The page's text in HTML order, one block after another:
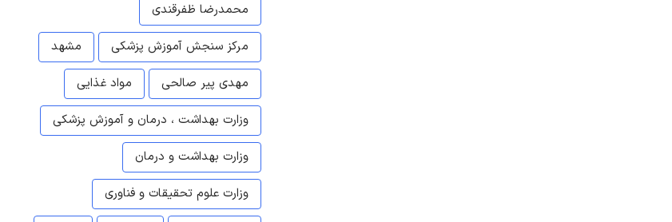
محمدرضا ظفرقندی
مرکز سنجش آموزش پزشکی
مشهد
مهدی پیر صالحی
مواد غذایی
وزارت بهداشت ، درمان و آموزش پزشکی
وزارت بهداشت و درمان
وزارت علوم تحقیقات و فناوری